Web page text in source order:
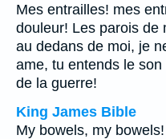
Mes entrailles! mes
douleur! Les parois de
au dedans de moi, je
ame, tu entends le
de la guerre!
King James Bible
My bowels, my